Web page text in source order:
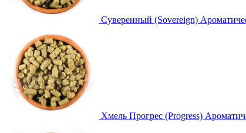
Суверенный (Sovereign)
Хмель Прогрес (Progress)